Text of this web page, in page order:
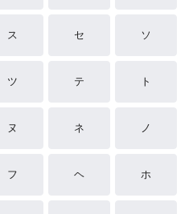
ス セ ソ
ツ テ ト
ヌ ネ ノ
フ ヘ ホ